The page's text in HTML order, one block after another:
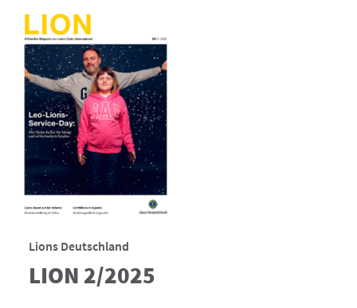
Lions Deutschland
LION 2/2025